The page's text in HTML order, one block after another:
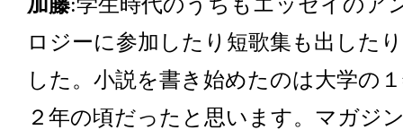
ロジーに参加したり短歌集も出した
した。小説を書き始めたのは大学の
２年の頃だったと思います。マガジ